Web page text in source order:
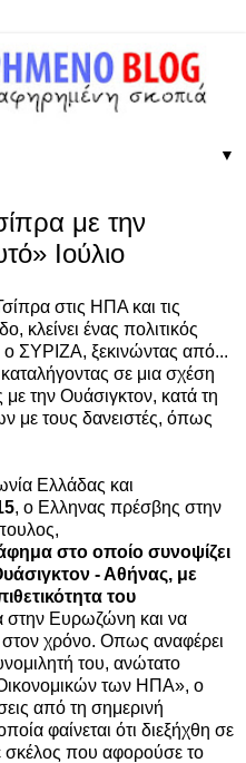
▼
με την
Ιούλιο
στις ΗΠΑ και τις
κλείνει ένας πολιτικός
ο ΣΥΡΙΖΑ, ξεκινώντας από...
καταλήγοντας σε μια σχέση
την Ουάσιγκτον, κατά τη
με τους δανειστές, όπως
Ελλάδας και
, ο Ελληνας πρέσβης στην
στο οποίο συνοψίζει
- Αθήνας, με
του
στην Ευρωζώνη και να
στον χρόνο. Οπως αναφέρει
του, ανώτατο
των ΗΠΑ», ο
από τη σημερινή
φαίνεται ότι διεξήχθη σε
σκέλος που αφορούσε το